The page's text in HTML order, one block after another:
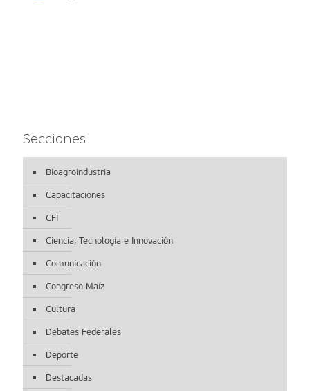
Secciones
Bioagroindustria
Capacitaciones
CFI
Ciencia, Tecnología e Innovación
Comunicación
Congreso Maíz
Cultura
Debates Federales
Deporte
Destacadas